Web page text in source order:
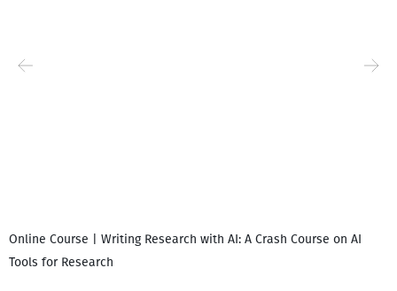
Online Course | Writing Research with AI: A Crash Course on AI
Tools for Research